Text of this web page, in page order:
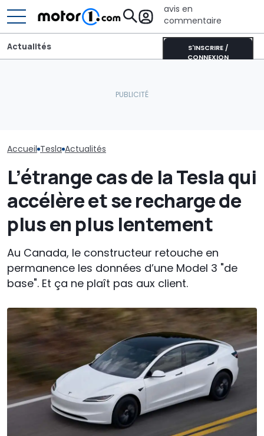
avis en
commentaire
S'INSCRIRE /
CONNEXION
Actualités
Accueil Tesla Actualités
L’étrange cas de la Tesla qui
accélère et se recharge de
plus en plus lentement
Au Canada, le constructeur retouche en
permanence les données d’une Model 3 "de
base". Et ça ne plaît pas aux client.